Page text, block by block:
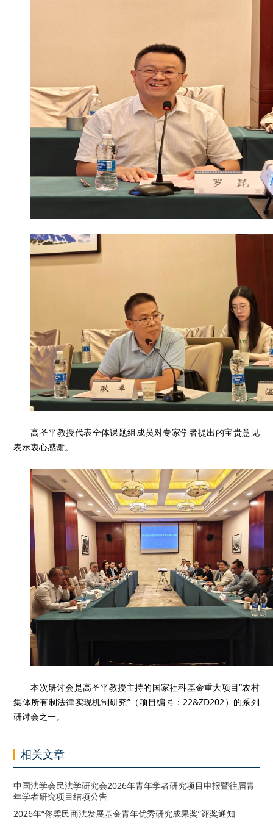
高圣平教授代表全体课题组成员对专家学者提出的宝贵意见
表示衷心感谢。
本次研讨会是高圣平教授主持的国家社科基金重大项目“农村
集体所有制法律实现机制研究”（项目编号：22&ZD202）的系列
研讨会之一。
相关文章
中国法学会民法学研究会2026年青年学者研究项目申报暨往届青
年学者研究项目结项公告
2026年“佟柔民商法发展基金青年优秀研究成果奖”评奖通知